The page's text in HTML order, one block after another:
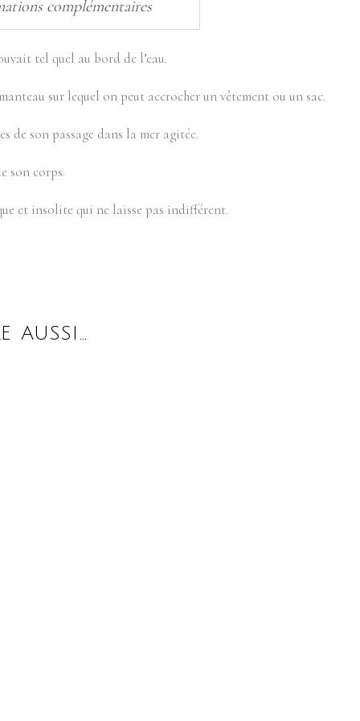
complémentaires
tel quel au bord de l’eau.
sur lequel on peut accrocher un vêtement ou un sac.
de son passage dans la mer agitée.
son corps.
et insolite qui ne laisse pas indifférent.
AUSSI…